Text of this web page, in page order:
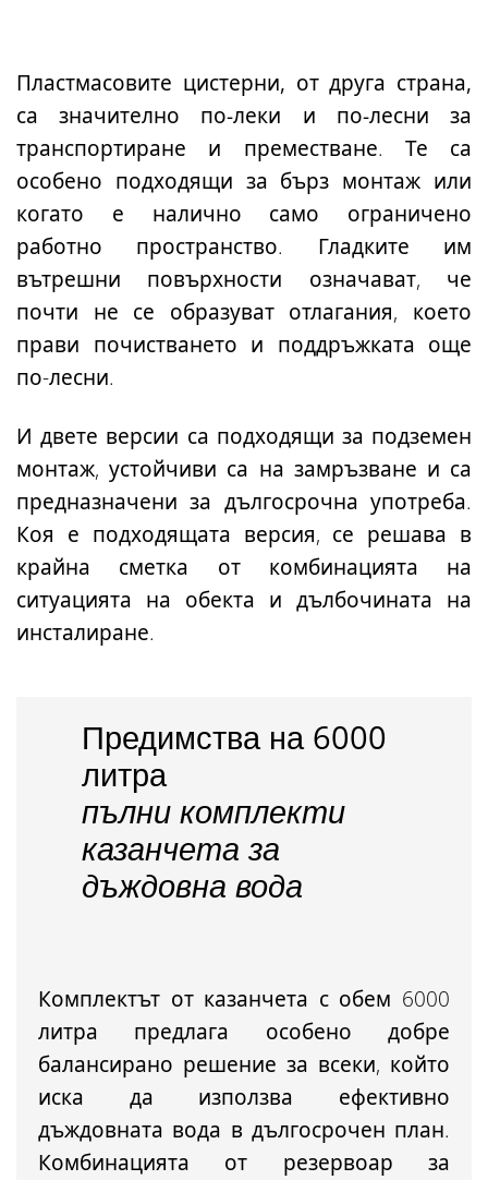
Пластмасовите цистерни, от друга страна,
са значително по-леки и по-лесни за
транспортиране и преместване. Те са
особено подходящи за бърз монтаж или
когато е налично само ограничено
работно пространство. Гладките им
вътрешни повърхности означават, че
почти не се образуват отлагания, което
прави почистването и поддръжката още
по-лесни.
И двете версии са подходящи за подземен
монтаж, устойчиви са на замръзване и са
предназначени за дългосрочна употреба.
Коя е подходящата версия, се решава в
крайна сметка от комбинацията на
ситуацията на обекта и дълбочината на
инсталиране.
Предимства на 6000
литра
пълни комплекти
казанчета за
дъждовна вода
Комплектът от казанчета с обем 6000
литра предлага особено добре
балансирано решение за всеки, който
иска да използва ефективно
дъждовната вода в дългосрочен план.
Комбинацията от резервоар за